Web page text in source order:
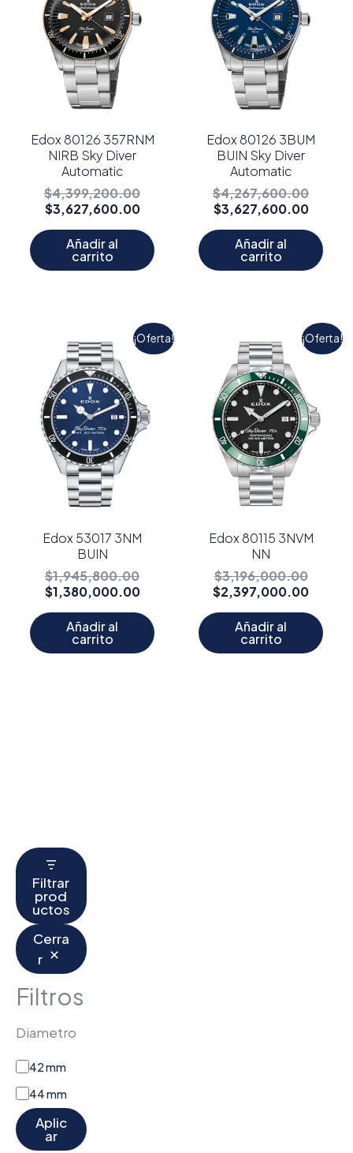
Filtrar
prod
uctos
Cerra
r
Filtros
Diametro
42 mm
44 mm
Aplic
ar
Edox 80126 357RNM
NIRB Sky Diver
Automatic
$4,399,200.00
$3,627,600.00
Añadir al
carrito
Edox 80126 3BUM
BUIN Sky Diver
Automatic
$4,267,600.00
$3,627,600.00
Añadir al
carrito
¡Oferta!
Edox 53017 3NM
BUIN
$1,945,800.00
El
precio
$1,945,800.00.
$1,380,000.00
El
precio
$1,380,000.00.
Añadir al
carrito
¡Oferta!
Edox 80115 3NVM
NN
$3,196,000.00
El
precio
$2,397,000.00
El
precio
Añadir al
carrito